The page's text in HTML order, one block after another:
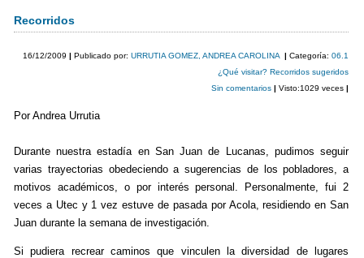
c
e
o
k
tt
er
m
p
Recorridos
16/12/2009 | Publicado por:URRUTIA GOMEZ, ANDREA CAROLINA |Categoría:06.1
¿Qué visitar? Recorridos sugeridos
Sin comentarios| Visto:1029 veces|
Por Andrea Urrutia
Durante nuestra estadía en San Juan de Lucanas, pudimos seguir
varias trayectorias obedeciendo a sugerencias de los pobladores, a
motivos académicos, o por interés personal. Personalmente, fui 2
veces a Utec y 1 vez estuve de pasada por Acola, residiendo en San
Juan durante la semana de investigación.
Si pudiera recrear caminos que vinculen la diversidad de lugares